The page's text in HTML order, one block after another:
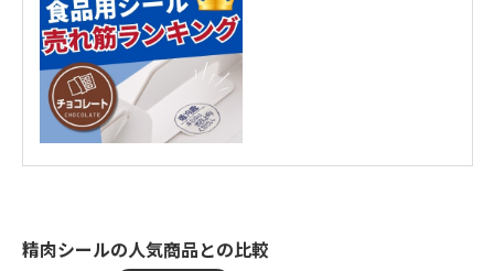
精肉シールの人気商品との比較